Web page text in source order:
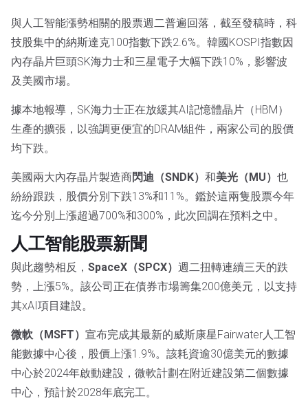
與人工智能漲勢相關的股票週二普遍回落，截至發稿時，科
技股集中的納斯達克100指數下跌2.6%。韓國KOSPI指數因
內存晶片巨頭SK海力士和三星電子大幅下跌10%，影響波
及美國市場。
據本地報導，SK海力士正在放緩其AI記憶體晶片（HBM）
生產的擴張，以強調更便宜的DRAM組件，兩家公司的股價
均下跌。
美國兩大內存晶片製造商閃迪（SNDK） 和美光（MU） 也
紛紛跟跌，股價分別下跌13%和11%。鑑於這兩隻股票今年
迄今分別上漲超過700%和300%，此次回調在預料之中。
人工智能股票新聞
與此趨勢相反， SpaceX（SPCX） 週二扭轉連續三天的跌
勢，上漲5%。該公司正在債券市場籌集200億美元，以支持
其xAI項目建設。
微軟（MSFT） 宣布完成其最新的威斯康星Fairwater人工智
能數據中心後，股價上漲1.9%。該耗資逾30億美元的數據
中心於2024年啟動建設，微軟計劃在附近建設第二個數據
中心，預計於2028年底完工。